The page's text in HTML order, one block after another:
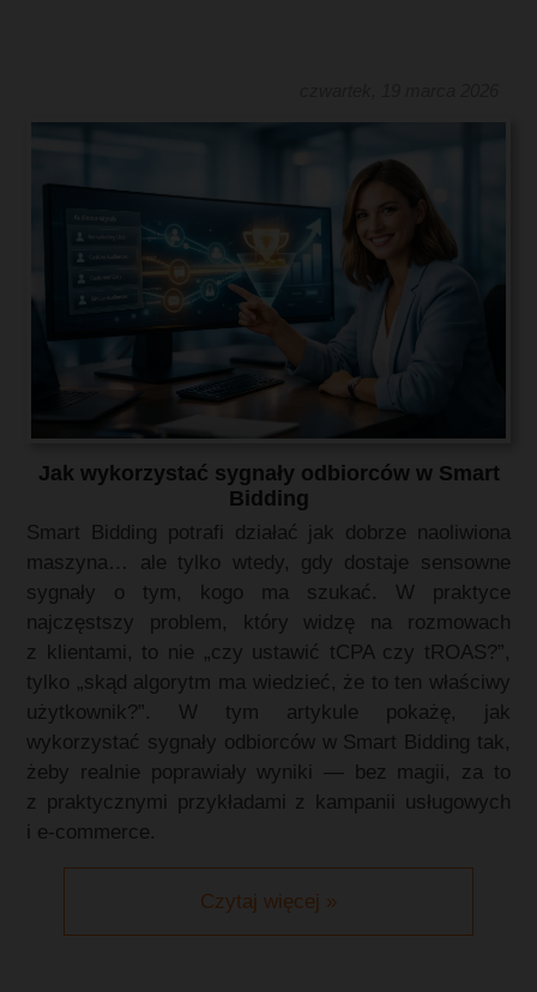
Jak wykorzystać sygnały odbiorców w Smart
Bidding
Smart Bidding potrafi działać jak dobrze naoliwiona
maszyna… ale tylko wtedy, gdy dostaje sensowne
sygnały o tym, kogo ma szukać. W praktyce
najczęstszy problem, który widzę na rozmowach
z klientami, to nie „czy ustawić tCPA czy tROAS?”,
tylko „skąd algorytm ma wiedzieć, że to ten właściwy
użytkownik?”. W tym artykule pokażę, jak
wykorzystać sygnały odbiorców w Smart Bidding tak,
żeby realnie poprawiały wyniki — bez magii, za to
z praktycznymi przykładami z kampanii usługowych
i e-commerce.
Czytaj więcej »